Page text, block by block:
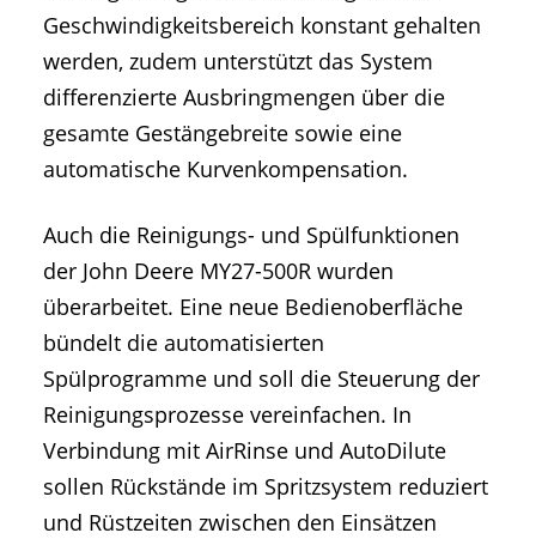
Geschwindigkeitsbereich konstant gehalten
werden, zudem unterstützt das System
differenzierte Ausbringmengen über die
gesamte Gestängebreite sowie eine
automatische Kurvenkompensation.
Auch die Reinigungs- und Spülfunktionen
der John Deere MY27-500R wurden
überarbeitet. Eine neue Bedienoberfläche
bündelt die automatisierten
Spülprogramme und soll die Steuerung der
Reinigungsprozesse vereinfachen. In
Verbindung mit AirRinse und AutoDilute
sollen Rückstände im Spritzsystem reduziert
und Rüstzeiten zwischen den Einsätzen